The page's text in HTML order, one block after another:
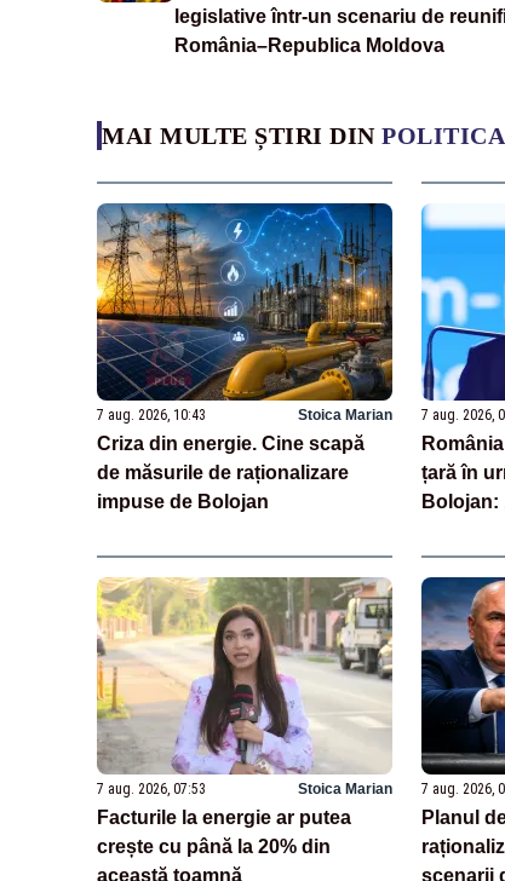
legislative într-un scenariu de
România–Republica Moldova
MAI MULTE ȘTIRI DIN
7 aug. 2026, 10:43 Stoica Marian
Criza din energie. Cine scapă
de măsurile de raționalizare
impuse de Bolojan
7 aug. 2026,
țară în
Bolojan:
evaluări”
7 aug. 2026, 07:53 Stoica Marian
Facturile la energie ar putea
crește cu până la 20% din
această toamnă
7 aug. 2026,
Planul
scenarii